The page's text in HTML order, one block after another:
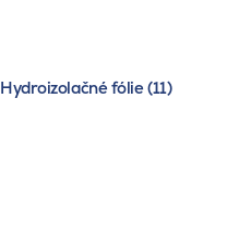
Hydroizolačné fólie (11)